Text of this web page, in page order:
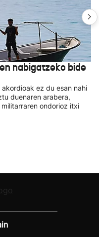
nabigatzeko bide
ez du esan nahi
duenaren arabera,
ondorioz itxi